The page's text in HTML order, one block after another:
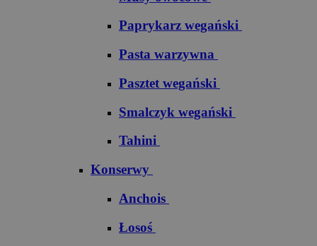
Paprykarz wegański
Pasta warzywna
Pasztet wegański
Smalczyk wegański
Tahini
Konserwy
Anchois
Łosoś